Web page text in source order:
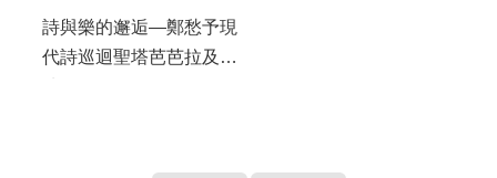
詩與樂的邂逅—鄭愁予現
代詩巡迴聖塔芭芭拉及聖